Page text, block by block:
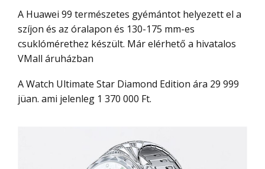
A Huawei 99 természetes gyémántot helyezett el a
szíjon és az óralapon és 130-175 mm-es
csuklómérethez készült. Már elérhető a hivatalos
VMall áruházban
A Watch Ultimate Star Diamond Edition ára 29 999
jüan. ami jelenleg 1 370 000 Ft.